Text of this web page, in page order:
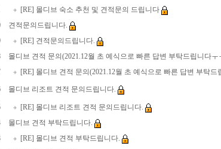
[RE] 몰디브 숙소 추천 및 견적문의 드립니다
견적문의드립니다.
[RE] 견적문의드립니다.
몰디브 견적 문의(2021.12월 초 예식으로 빠른 답변 부탁드립니다ㅜ
[RE] 몰디브 견적 문의(2021.12월 초 예식으로 빠른 답변 부탁드
몰디브 리조트 견적 문의드립니다.
[RE] 몰디브 리조트 견적 문의드립니다.
몰디브 견적 부탁드립니다.
[RE] 몰디브 견적 부탁드립니다.